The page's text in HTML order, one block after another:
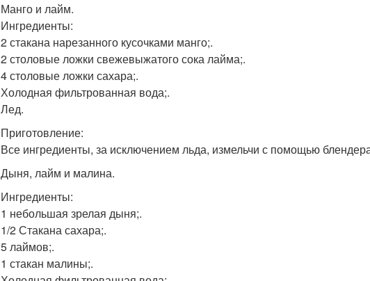
Манго и лайм.
Ингредиенты:
2 стакана нарезанного кусочками манго;.
2 столовые ложки свежевыжатого сока лайма;.
4 столовые ложки сахара;.
Холодная фильтрованная вода;.
Лед.
Приготовление:
Все ингредиенты, за исключением льда, измельчи с помощью
Дыня, лайм и малина.
Ингредиенты:
1 небольшая зрелая дыня;.
1/2 Стакана сахара;.
5 лаймов;.
1 стакан малины;.